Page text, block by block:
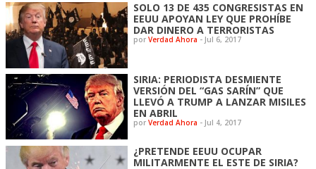
SOLO 13 DE 435 CONGRESISTAS EN
EEUU APOYAN LEY QUE PROHÍBE
DAR DINERO A TERRORISTAS
porVerdad Ahora - Jul 6, 2017
SIRIA: PERIODISTA DESMIENTE
VERSIÓN DEL “GAS SARÍN” QUE
LLEVÓ A TRUMP A LANZAR MISILES
EN ABRIL
porVerdad Ahora - Jul 4, 2017
¿PRETENDE EEUU OCUPAR
MILITARMENTE EL ESTE DE SIRIA?